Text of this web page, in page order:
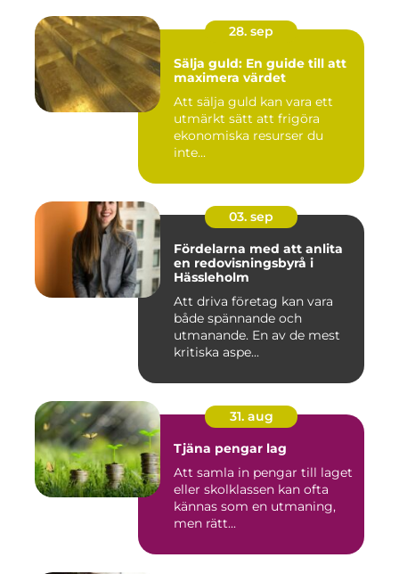
28. sep
Sälja guld: En guide till att
maximera värdet
Att sälja guld kan vara ett
utmärkt sätt att frigöra
ekonomiska resurser du
inte...
03. sep
Fördelarna med att anlita
en redovisningsbyrå i
Hässleholm
Att driva företag kan vara
både spännande och
utmanande. En av de mest
kritiska aspe...
31. aug
Tjäna pengar lag
Att samla in pengar till laget
eller skolklassen kan ofta
kännas som en utmaning,
men rätt...